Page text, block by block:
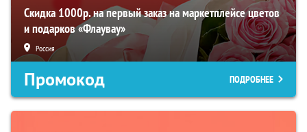
Скидка 1000р. на первый заказ на маркетплейсе цветов
и подарков «Флаувау»
Россия
Промокод ПОДРОБНЕЕ